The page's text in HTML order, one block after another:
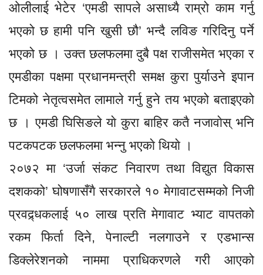
ओलीलाई भेटेर ‘एमडी सापले असाध्यै राम्रो काम गर्नु
भएको छ हामी पनि खुसी छौ’ भन्दै लविङ गरिदिनु पर्ने
भएको छ । उक्त छलफलमा दुबै पक्ष राजीसमेत भएका र
एमडीका पक्षमा प्रधानमन्त्री समक्ष कुरा पुर्याउने इपान
टिमको नेतृत्वसमेत लामाले गर्नु हुने तय भएको बताइएको
छ । एमडी घिसिङले याे कुरा बाहिर कतै नजावाेस् भनि
पटकपटक छलफलमा भन्नु भएकाे थियाे ।
२०७२ मा ‘उर्जा संकट निवारण तथा विद्युत विकास
दशकको’ घोषणासँगै सरकारले १० मेगावाटसम्मको निजी
प्रवद्र्धकलाई ५० लाख प्रति मेगावाट भ्याट वापतको
रकम फिर्ता दिने, पेनाल्टी नलगाउने र एडभान्स
डिक्लेरेशनको नाममा प्राधिकरणले गरी आएको